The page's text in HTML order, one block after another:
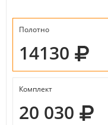
Полотно
14130
Комплект
20 030